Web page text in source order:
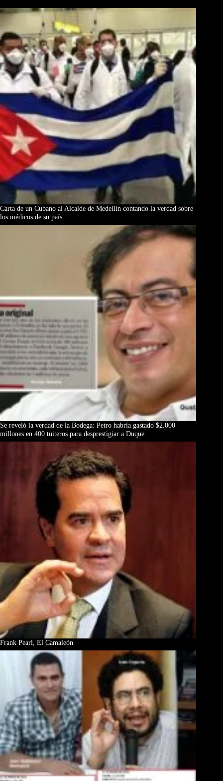
Carta de un Cubano al Alcalde de Medellín contando la verdad sobre
los médicos de su país
Se reveló la verdad de la Bodega: Petro habría gastado $2.000
millones en 400 tuiteros para desprestigiar a Duque
Frank Pearl, El Camaleón